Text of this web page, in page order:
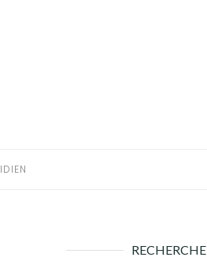
RECHERCHE